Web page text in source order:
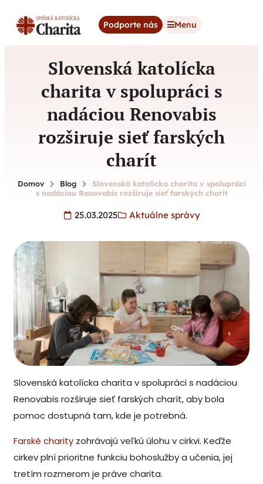
Podporte nás Menu
Slovenská katolícka
charita v spolupráci s
nadáciou Renovabis
rozširuje sieť farských
charít
Domov Blog
Slovenská katolícka charita v spolupráci
s nadáciou Renovabis rozširuje sieť farských charít
25.03.2025 Aktuálne správy
Slovenská katolícka charita v spolupráci s nadáciou
Renovabis rozširuje sieť farských charít, aby bola
pomoc dostupná tam, kde je potrebná.
Farské charity zohrávajú veľkú úlohu v cirkvi. Keďže
cirkev plní prioritne funkciu bohoslužby a učenia, jej
tretím rozmerom je práve charita.